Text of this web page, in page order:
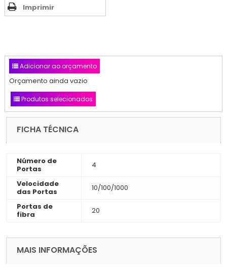
Imprimir
Adicionar ao orçamento
Orçamento ainda vazio
Produtos selecionados
FICHA TÉCNICA
Número de
Portas
4
Velocidade
das Portas
10/100/1000
Portas de
fibra
20
MAIS INFORMAÇÕES